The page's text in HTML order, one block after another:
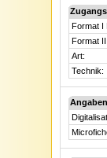
Format I
Format
Art:
Technik: